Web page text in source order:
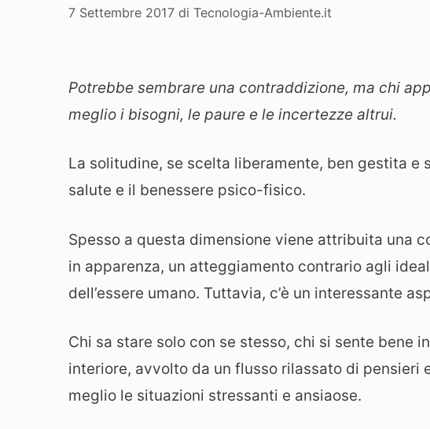
7 Settembre 2017 di Tecnologia-Ambiente.it
Potrebbe sembrare una contraddizione, ma chi
meglio i bisogni, le paure e le incertezze altrui.
La solitudine, se scelta liberamente, ben gestita
salute e il benessere psico-fisico.
Spesso a questa dimensione viene attribuita una
in apparenza, un atteggiamento contrario agli
dell’essere umano. Tuttavia, c’è un interessante
Chi sa stare solo con se stesso, chi si sente bene
interiore, avvolto da un flusso rilassato di pensieri
meglio le situazioni stressanti e ansiaose.